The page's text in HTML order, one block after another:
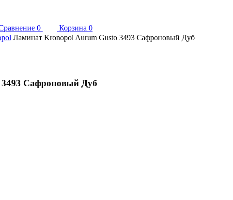
0 Корзина 0
Ламинат Kronopol Aurum Gusto 3493 Сафроновый Дуб
Сафроновый Дуб